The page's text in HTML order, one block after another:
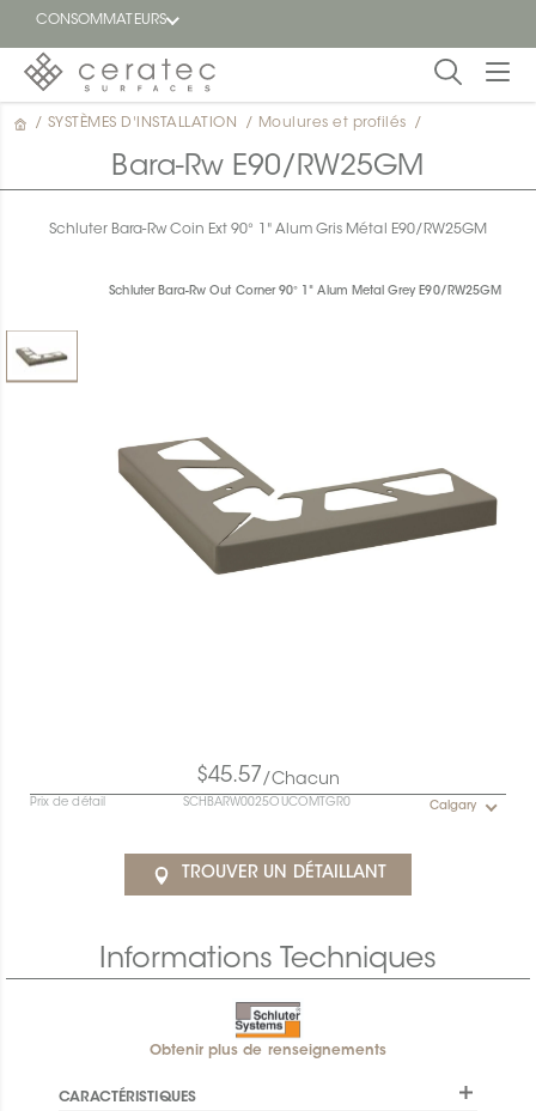
CONSOMMATEURS
En
vedette
un
/ SYSTÈMES D'INSTALLATION / Moulures et profilés /
Bara-Rw E90/RW25GM
Schluter Bara-Rw Coin Ext 90° 1" Alum Gris Métal E90/RW25GM
Schluter Bara-Rw Out Corner 90° 1" Alum Metal Grey E90/RW25GM
$45.57 /Chacun
Prix de détail SCHBARW0025OUCOMTGR0 Calgary
TROUVER UN DÉTAILLANT
Informations Techniques
Obtenir plus de renseignements
CARACTÉRISTIQUES